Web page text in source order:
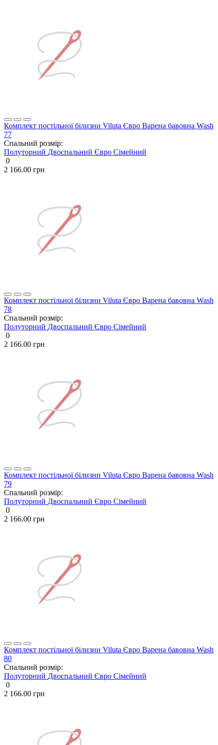
Комплект постільної білизни Viluta Євро Варена бавовна Wash
77
Спальний розмір:
Полуторний Двоспальний Євро Сімейний
0
2 166.00 грн
Комплект постільної білизни Viluta Євро Варена бавовна Wash
78
Спальний розмір:
Полуторний Двоспальний Євро Сімейний
0
2 166.00 грн
Комплект постільної білизни Viluta Євро Варена бавовна Wash
79
Спальний розмір:
Полуторний Двоспальний Євро Сімейний
0
2 166.00 грн
Комплект постільної білизни Viluta Євро Варена бавовна Wash
80
Спальний розмір:
Полуторний Двоспальний Євро Сімейний
0
2 166.00 грн